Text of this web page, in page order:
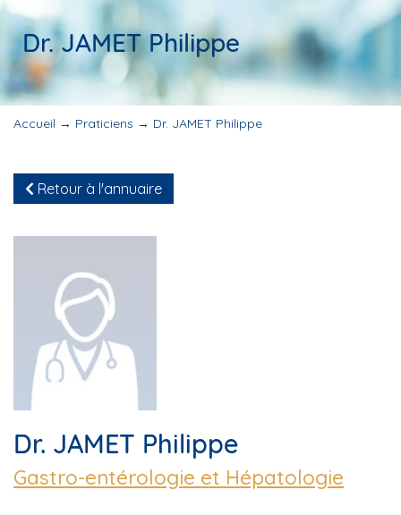
Dr. JAMET Philippe
Accueil → Praticiens → Dr. JAMET Philippe
Retour à l'annuaire
Dr. JAMET Philippe
Gastro-entérologie et Hépatologie